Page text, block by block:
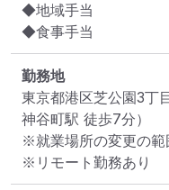
◆地域手当
◆食事手当
勤務地
東京都港区芝公園3丁
神谷町駅 徒歩7分）
※就業場所の変更の範
※リモート勤務あり